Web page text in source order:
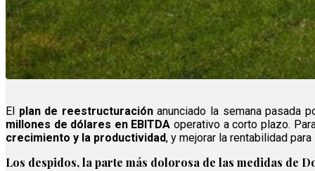
El plan de reestructuraciónanunciado la semana pasada
millones de dólares en EBITDA operativo a corto plazo.
crecimiento y la productividad, y mejorar la rentabilidad
Los despidos, la parte más dolorosa de las medidas de